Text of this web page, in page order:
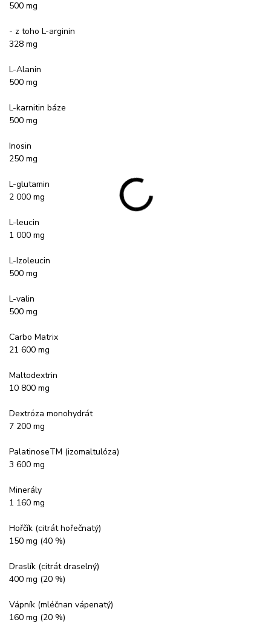
500 mg
- z toho L-arginin
328 mg
L-Alanin
500 mg
L-karnitin báze
500 mg
Inosin
250 mg
L-glutamin
2 000 mg
L-leucin
1 000 mg
L-Izoleucin
500 mg
L-valin
500 mg
Carbo Matrix
21 600 mg
Maltodextrin
10 800 mg
Dextróza monohydrát
7 200 mg
PalatinoseTM (izomaltulóza)
3 600 mg
Minerály
1 160 mg
Hořčík (citrát hořečnatý)
150 mg (40 %)
Draslík (citrát draselný)
400 mg (20 %)
Vápník (mléčnan vápenatý)
160 mg (20 %)